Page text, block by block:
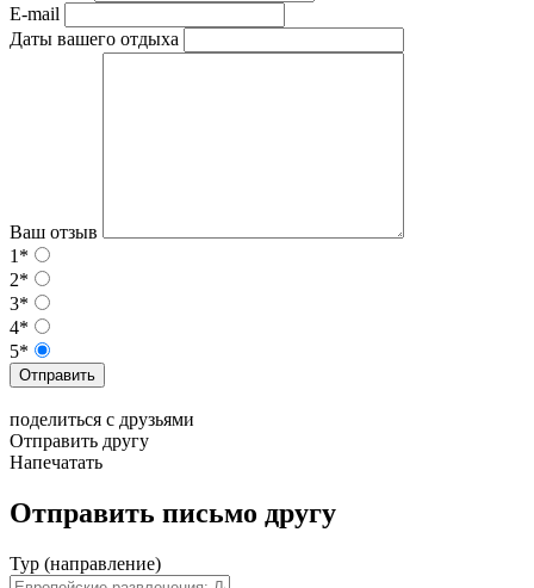
E-mail
Даты вашего отдыха
Ваш отзыв
1*
2*
3*
4*
5*
Отправить
поделиться с друзьями
Отправить другу
Напечатать
Отправить письмо другу
Тур (направление)